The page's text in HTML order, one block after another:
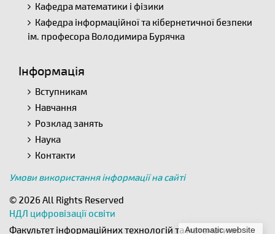
Automatic website
Кафедра математики і фізики
Кафедра інформаційної та кібернетичної безпеки
ім. професора Володимира Бурячка
Інформація
Вступникам
Навчання
Розклад занять
Наука
Контакти
Умови використання інформації на сайті
© 2026 All Rights Reserved
НДЛ цифровізації освіти
Факультет інформаційних технологій та математики